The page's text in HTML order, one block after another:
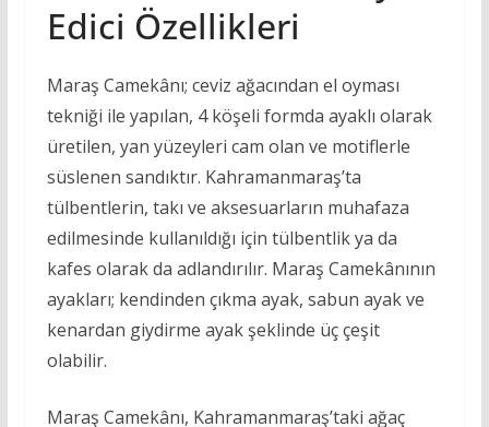
Edici Özellikleri
Maraş Camekânı; ceviz ağacından el oyması
tekniği ile yapılan, 4 köşeli formda ayaklı olarak
üretilen, yan yüzeyleri cam olan ve motiflerle
süslenen sandıktır. Kahramanmaraş’ta
tülbentlerin, takı ve aksesuarların muhafaza
edilmesinde kullanıldığı için tülbentlik ya da
kafes olarak da adlandırılır. Maraş Camekânının
ayakları; kendinden çıkma ayak, sabun ayak ve
kenardan giydirme ayak şeklinde üç çeşit
olabilir.
Maraş Camekânı, Kahramanmaraş’taki ağaç